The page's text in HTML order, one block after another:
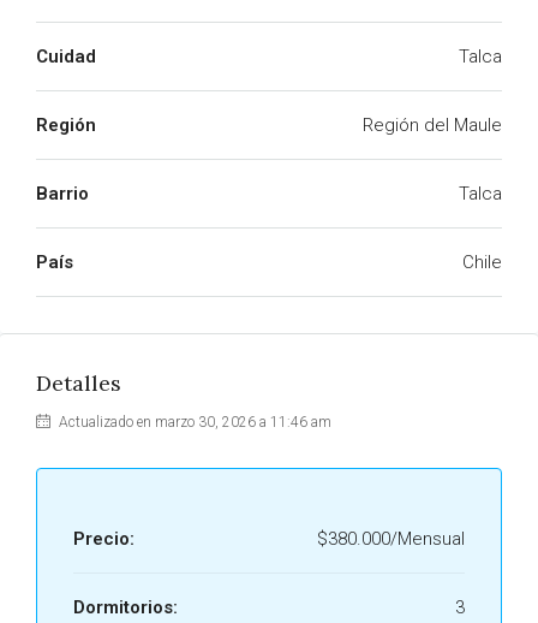
Cuidad Talca
Región Región del Maule
Barrio Talca
País Chile
Detalles
Actualizado en marzo 30, 2026 a 11:46 am
Precio: $380.000/Mensual
Dormitorios: 3